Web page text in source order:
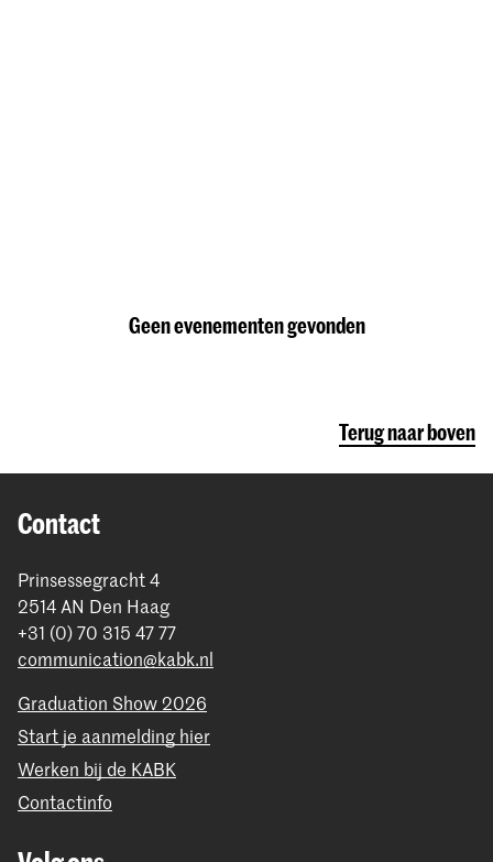
Geen evenementen gevonden
Terug naar boven
Contact
Prinsessegracht 4
2514 AN Den Haag
+31 (0) 70 315 47 77
communication@kabk.nl
Graduation Show 2026
Start je aanmelding hier
Werken bij de KABK
Contactinfo